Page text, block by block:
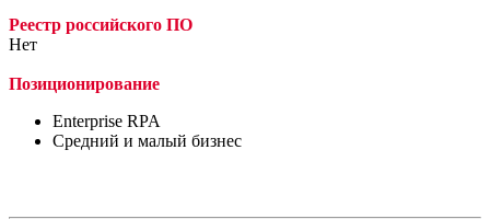
Реестр российского ПО
Нет
Позиционирование
Enterprise RPA
Средний и малый бизнес